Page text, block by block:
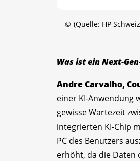
© (Quelle: HP
Was ist ein Next-
Andre Carvalho,
einer KI-Anwendung
gewisse Wartezeit
integrierten KI-Chip
PC des Benutzers
erhöht, da die Daten